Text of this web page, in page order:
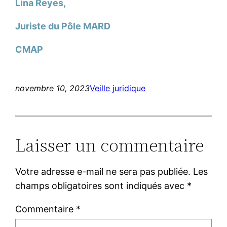
Lina Reyes,
Juriste du Pôle MARD
CMAP
novembre 10, 2023Veille juridique
Laisser un commentaire
Votre adresse e-mail ne sera pas publiée. Les
champs obligatoires sont indiqués avec *
Commentaire *